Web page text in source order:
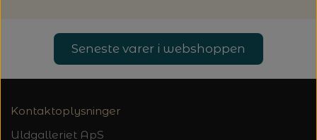
Seneste varer i webshoppen
Kontaktoplysninger
Uldgalleriet ApS